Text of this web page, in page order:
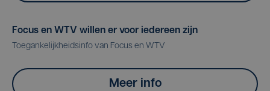
Focus en WTV willen er voor iedereen zijn
Toegankelijkheidsinfo van Focus en WTV
Meer info